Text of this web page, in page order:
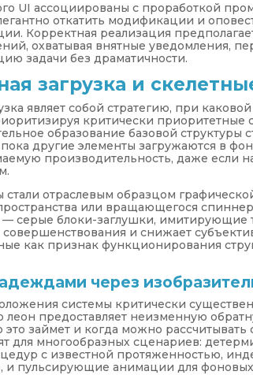
UI ассоциированы с проработкой
откатить модификации и
Корректная реализация
охватывая внятные уведомления,
задачи без драматичности.
загрузка и
являет собой стратегию, при
критически приоритетные
образование базовой структуры
пока другие элементы загружаются в
производительность, даже если
отраслевым образцом
или вращающегося
— серые блоки-заглушки, имитирующие
совершенствования и снижает
как признак функционирования
через
системы критически
леон предоставляет неизменную
это займет и когда можно
для многообразных сценариев:
с известной протяженностью,
и пульсирующие анимации для